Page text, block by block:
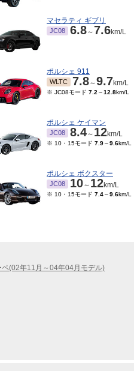
マセラティ ギブリ
JC08 6.8～7.6km/L
ポルシェ 911
WLTC 7.8～9.7km/L
※ JC08モード 7.2 ～12.8km/L
ポルシェ ケイマン
JC08 8.4～ 12km/L
※ 10・15モード 7.9～9.6km/L
ポルシェ ボクスター
JC08 10～ 12km/L
※ 10・15モード 7.4～9.6km/L
ペ(02年11月～04年04月モデル)